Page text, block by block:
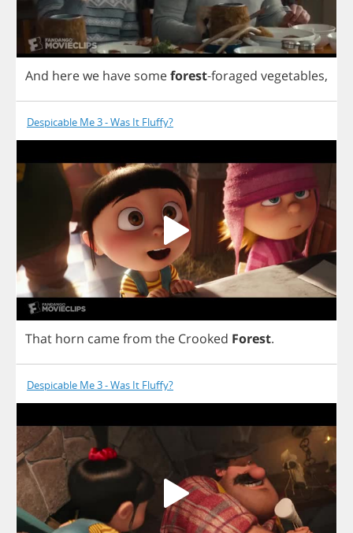
And herewe have someforest-foraged vegetables,
Despicable Me 3 - Was It Fluffy?
That horn camefrom the Crooked Forest.
Despicable Me 3 - Was It Fluffy?